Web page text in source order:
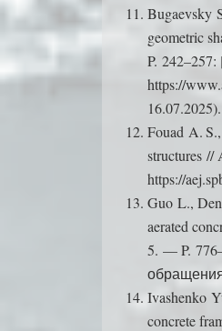
Bugaevsky
geometric
P.
https://
16.07.2025).
Fouad A.
structures
https://
Guo L.,
aerated
5. — P.
Ivashenko
concrete